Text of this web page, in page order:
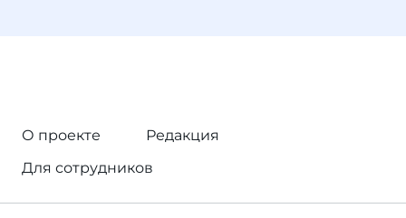
О проекте
Редакция
Для сотрудников